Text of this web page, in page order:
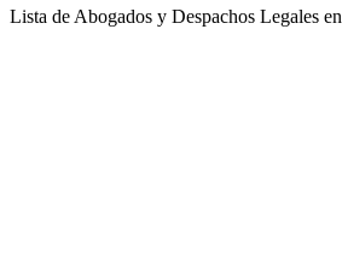
Lista de Abogados y Despachos Legales en